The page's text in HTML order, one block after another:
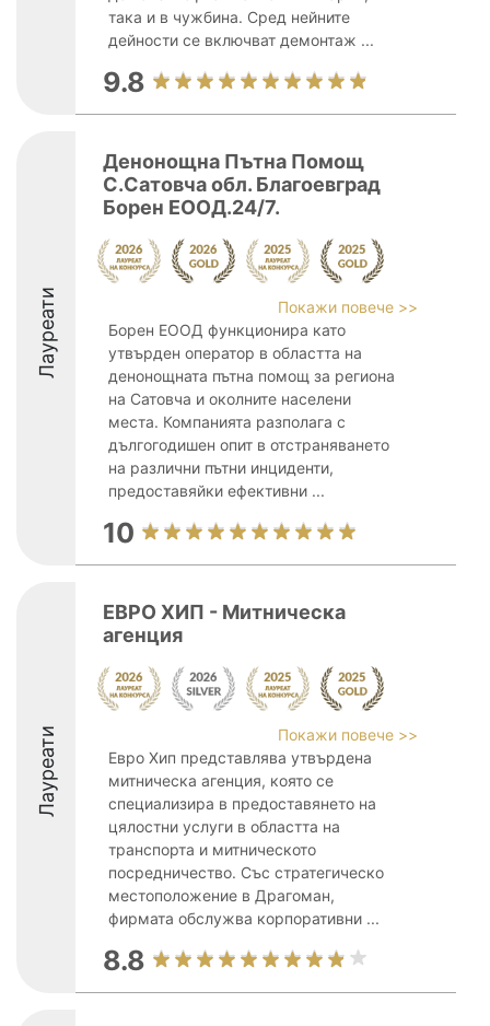
така и в чужбина. Сред нейните
дейности се включват демонтаж ...
9.8
Лауреати
Денонощна Пътна Помощ
С.Сатовча обл. Благоевград
Борен ЕООД.24/7.
Покажи повече >>
Борен ЕООД функционира като
утвърден оператор в областта на
денонощната пътна помощ за региона
на Сатовча и околните населени
места. Компанията разполага с
дългогодишен опит в отстраняването
на различни пътни инциденти,
предоставяйки ефективни ...
10
Лауреати
ЕВРО ХИП - Митническа
агенция
Покажи повече >>
Евро Хип представлява утвърдена
митническа агенция, която се
специализира в предоставянето на
цялостни услуги в областта на
транспорта и митническото
посредничество. Със стратегическо
местоположение в Драгоман,
фирмата обслужва корпоративни ...
8.8